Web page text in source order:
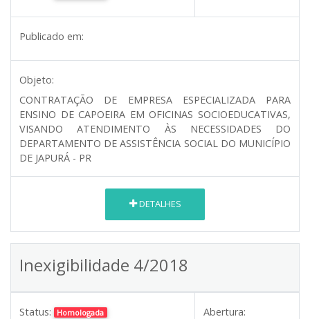
Publicado em:
Objeto:
CONTRATAÇÃO DE EMPRESA ESPECIALIZADA PARA
ENSINO DE CAPOEIRA EM OFICINAS SOCIOEDUCATIVAS,
VISANDO ATENDIMENTO ÀS NECESSIDADES DO
DEPARTAMENTO DE ASSISTÊNCIA SOCIAL DO MUNICÍPIO
DE JAPURÁ - PR
DETALHES
Inexigibilidade 4/2018
Status: Homologada Abertura: